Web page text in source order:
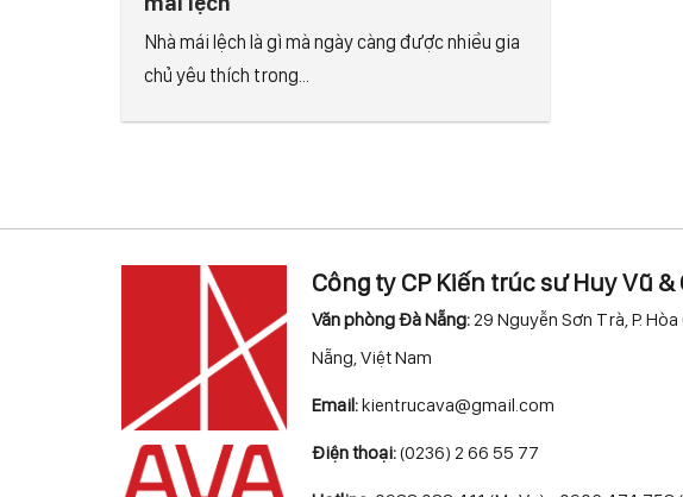
Nhà mái lệch là gì mà ngày càng được nhiều gia
chủ yêu thích trong...
Công ty CP Kiến trúc sư Huy Vũ &
Văn phòng Đà Nẵng:29 Nguyễn Sơn Trà, P.
Nẵng, Việt Nam
Email:kientrucava@gmail.com
Điện thoại:(0236) 2 66 55 77